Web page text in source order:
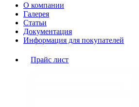
О компании
Галерея
Статьи
Документация
Информация для покупателей
Прайс лист